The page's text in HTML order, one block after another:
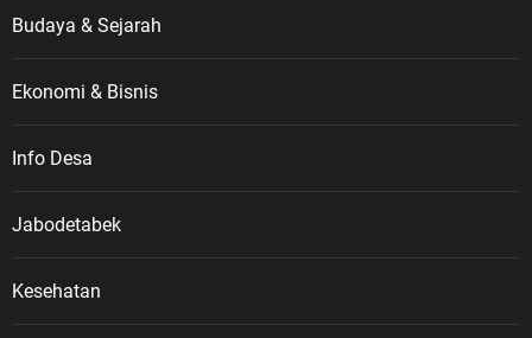
Budaya & Sejarah
Ekonomi & Bisnis
Info Desa
Jabodetabek
Kesehatan